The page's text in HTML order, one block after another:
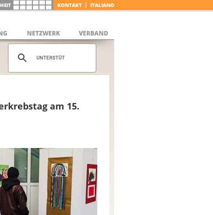
KONTAKT ITALIANO
NETZWERK VERBAND
am 15.